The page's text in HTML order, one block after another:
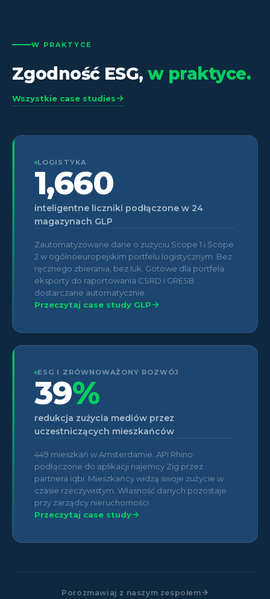
W PRAKTYCE
Zgodność ESG,w praktyce.
Wszystkie case studies
LOGISTYKA
1,660
inteligentne liczniki podłączone w 24
magazynach GLP
Zautomatyzowane dane o zużyciu Scope 1 i Scope
2 w ogólnoeuropejskim portfelu logistycznym. Bez
ręcznego zbierania, bez luk. Gotowe dla portfela
eksporty do raportowania CSRD i GRESB
dostarczane automatycznie.
Przeczytaj case study GLP
ESG I ZRÓWNOWAŻONY ROZWÓJ
39%
redukcja zużycia mediów przez
uczestniczących mieszkańców
449 mieszkań w Amsterdamie. API Rhino
podłączone do aplikacji najemcy Zig przez
partnera iqbi. Mieszkańcy widzą swoje zużycie w
czasie rzeczywistym. Własność danych pozostaje
przy zarządcy nieruchomości.
Przeczytaj case study
Porozmawiaj z naszym zespołem